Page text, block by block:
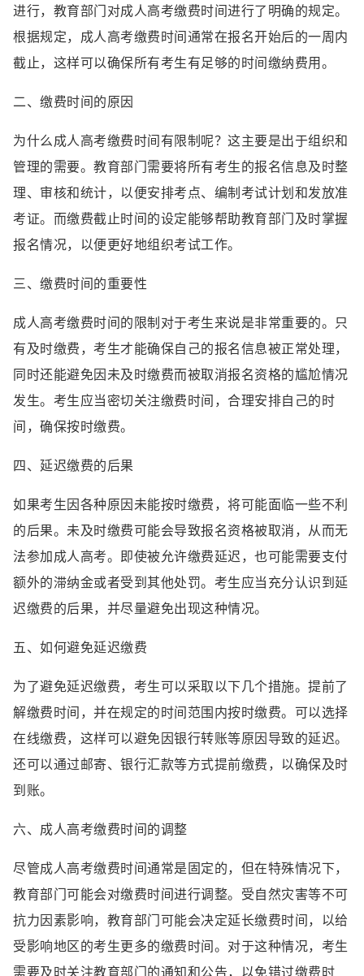
进行，教育部门对成人高考缴费时间进行了明确的规定。
根据规定，成人高考缴费时间通常在报名开始后的一周内
截止，这样可以确保所有考生有足够的时间缴纳费用。
二、缴费时间的原因
为什么成人高考缴费时间有限制呢？这主要是出于组织和
管理的需要。教育部门需要将所有考生的报名信息及时整
理、审核和统计，以便安排考点、编制考试计划和发放准
考证。而缴费截止时间的设定能够帮助教育部门及时掌握
报名情况，以便更好地组织考试工作。
三、缴费时间的重要性
成人高考缴费时间的限制对于考生来说是非常重要的。只
有及时缴费，考生才能确保自己的报名信息被正常处理，
同时还能避免因未及时缴费而被取消报名资格的尴尬情况
发生。考生应当密切关注缴费时间，合理安排自己的时
间，确保按时缴费。
四、延迟缴费的后果
如果考生因各种原因未能按时缴费，将可能面临一些不利
的后果。未及时缴费可能会导致报名资格被取消，从而无
法参加成人高考。即使被允许缴费延迟，也可能需要支付
额外的滞纳金或者受到其他处罚。考生应当充分认识到延
迟缴费的后果，并尽量避免出现这种情况。
五、如何避免延迟缴费
为了避免延迟缴费，考生可以采取以下几个措施。提前了
解缴费时间，并在规定的时间范围内按时缴费。可以选择
在线缴费，这样可以避免因银行转账等原因导致的延迟。
还可以通过邮寄、银行汇款等方式提前缴费，以确保及时
到账。
六、成人高考缴费时间的调整
尽管成人高考缴费时间通常是固定的，但在特殊情况下，
教育部门可能会对缴费时间进行调整。受自然灾害等不可
抗力因素影响，教育部门可能会决定延长缴费时间，以给
受影响地区的考生更多的缴费时间。对于这种情况，考生
需要及时关注教育部门的通知和公告，以免错过缴费时